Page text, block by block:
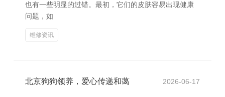
也有一些明显的过错。最初，它们的皮肤容易出现健康
问题，如
维修资讯
北京狗狗领养，爱心传递和蔼 2026-06-17